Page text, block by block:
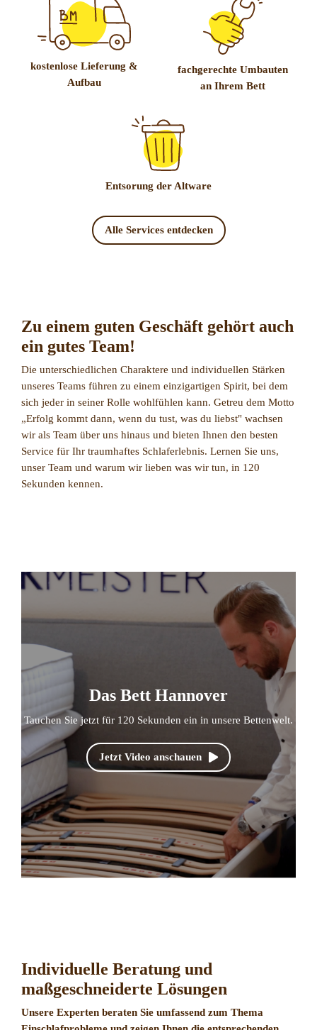
kostenlose Lieferung &
Aufbau
fachgerechte Umbauten
an Ihrem Bett
Entsorung der Altware
Alle Services entdecken
Zu einem guten Geschäft gehört auch
ein gutes Team!
Die unterschiedlichen Charaktere und individuellen Stärken
unseres Teams führen zu einem einzigartigen Spirit, bei dem
sich jeder in seiner Rolle wohlfühlen kann. Getreu dem Motto
„Erfolg kommt dann, wenn du tust, was du liebst" wachsen
wir als Team über uns hinaus und bieten Ihnen den besten
Service für Ihr traumhaftes Schlaferlebnis. Lernen Sie uns,
unser Team und warum wir lieben was wir tun, in 120
Sekunden kennen.
Das Bett Hannover
Tauchen Sie jetzt für 120 Sekunden ein in unsere Bettenwelt.
Jetzt Video anschauen
Individuelle Beratung und
maßgeschneiderte Lösungen
Unsere Experten beraten Sie umfassend zum Thema